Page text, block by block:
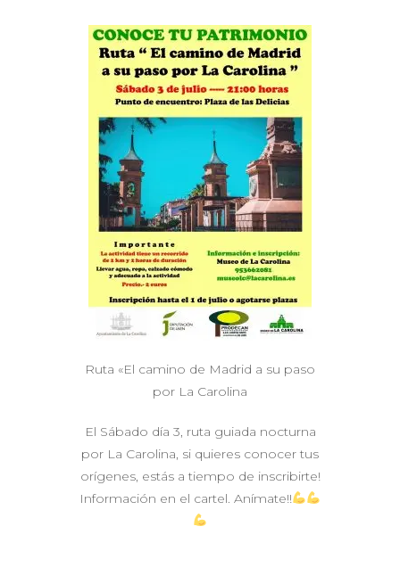
Ruta «El camino de Madrid a su paso
por La Carolina
El Sábado día 3, ruta guiada nocturna
por La Carolina, si quieres conocer tus
orígenes, estás a tiempo de inscribirte!
Información en el cartel. Anímate!!